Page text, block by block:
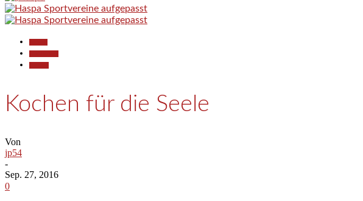
Kochen für die Seele
Von
jp54
-
Sep. 27, 2016
0